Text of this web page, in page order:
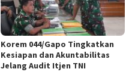
Korem 044/Gapo Tingkatkan
Kesiapan dan Akuntabilitas
Jelang Audit Itjen TNI